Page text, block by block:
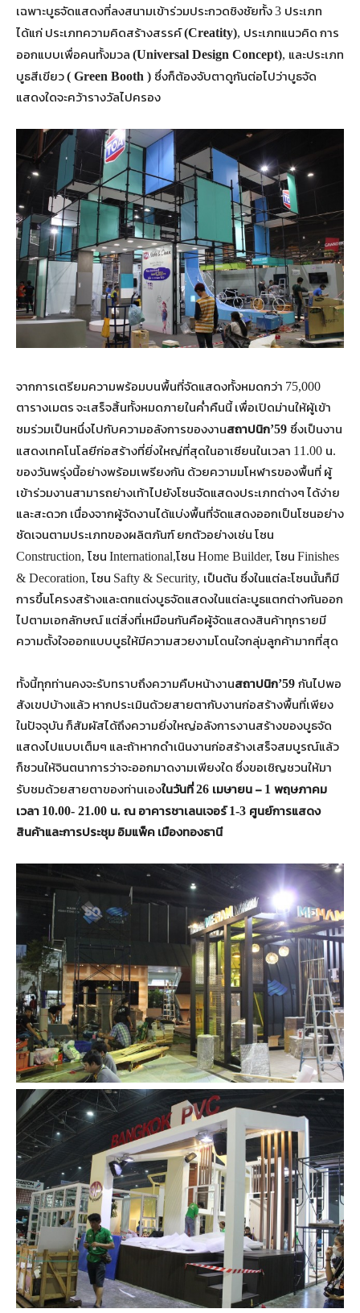
เฉพาะบูธจัดแสดงที่ลงสนามเข้าร่วมประกวดชิงชัยทั้ง3 ประเภท
ได้แก่ ประเภทความคิดสร้างสรรค์(Creatity), ประเภทแนวคิด การ
ออกแบบเพื่อคนทั้งมวล (Universal Design Concept), และประเภท
บูธสีเขียว( Green Booth ) ซึ่งก็ต้องจับตาดูกันต่อไปว่าบูธจัด
แสดงใดจะคว้ารางวัลไปครอง
จากการเตรียมความพร้อมบนพื้นที่จัดแสดงทั้งหมดกว่า 75,000
ตารางเมตร จะเสร็จสิ้นทั้งหมดภายในค่ำคืนนี้ เพื่อเปิดม่านให้ผู้เข้า
ชมร่วมเป็นหนึ่งไปกับความอลังการของงานสถาปนิก’59 ซึ่งเป็นงาน
แสดงเทคโนโลยีก่อสร้างที่ยิ่งใหญ่ที่สุดในอาเซียนในเวลา 11.00 น.
ของวันพรุ่งนี้อย่างพร้อมเพรียงกัน ด้วยความมโหฬารของพื้นที่ ผู้
เข้าร่วมงานสามารถย่างเท้าไปยังโซนจัดแสดงประเภทต่างๆ ได้ง่าย
และสะดวก เนื่องจากผู้จัดงานได้แบ่งพื้นที่จัดแสดงออกเป็นโซนอย่าง
ชัดเจนตามประเภทของผลิตภันฑ์ ยกตัวอย่างเช่น โซน
Construction, โซน International,โซน Home Builder, โซน Finishes
& Decoration, โซน Safty & Security, เป็นต้น ซึ่งในแต่ละโซนนั้นก็มี
การขึ้นโครงสร้างและตกแต่งบูธจัดแสดงในแต่ละบูธแตกต่างกันออก
ไปตามเอกลักษณ์ แต่สิ่งที่เหมือนกันคือผู้จัดแสดงสินค้าทุกรายมี
ความตั้งใจออกแบบบูธให้มีความสวยงามโดนใจกลุ่มลูกค้ามากที่สุด
ทั้งนี้ทุกท่านคงจะรับทราบถึงความคืบหน้างานสถาปนิก’59 กันไปพอ
สังเขปบ้างแล้ว หากประเมินด้วยสายตากับงานก่อสร้างพื้นที่เพียง
ในปัจจุบัน ก็สัมผัสได้ถึงความยิ่งใหญ่อลังการงานสร้างของบูธจัด
แสดงไปแบบเต็มๆ และถ้าหากดำเนินงานก่อสร้างเสร็จสมบูรณ์แล้ว
ก็ชวนให้จินตนาการว่าจะออกมาดงามเพียงใด ซึ่งขอเชิญชวนให้มา
รับชมด้วยสายตาของท่านเองในวันที่26 เมษายน – 1 พฤษภาคม
เวลา 10.00- 21.00 น. ณ อาคารชาเลนเจอร์1-3 ศูนย์การแสดง
สินค้าและการประชุม อิมแพ็ค เมืองทองธานี